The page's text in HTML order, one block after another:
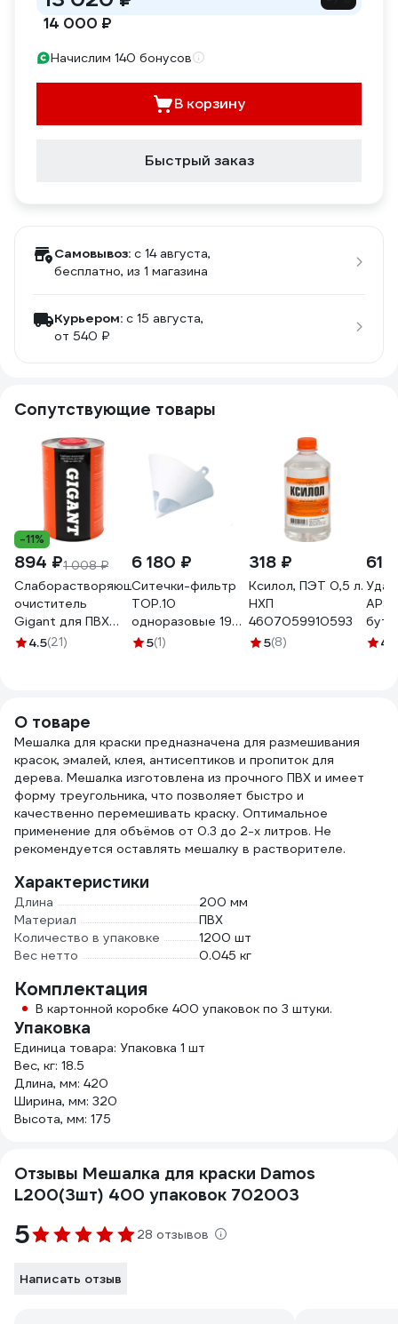
14 000 ₽
Начислим 140 бонусов
В корзину
Быстрый заказ
Самовывоз: c 14 августа,
бесплатно, из 1 магазина
Курьером: c 15 августа,
от 540 ₽
Сопутствующие товары
-11%
894 ₽1 008 ₽
Слаборастворяющий
очиститель
Gigant для ПВХ
1000 мл GPC-10
4.5(21)
6 180 ₽
Ситечки-фильтр
TOP.10
одноразовые 190
мкм 10.502.0190
5(1)
318 ₽
Ксилол, ПЭТ 0,5 л.
НХП
4607059910593
5(8) 4.6
О товаре
Мешалка для краски предназначена для размешивания
красок, эмалей, клея, антисептиков и пропиток для
дерева. Мешалка изготовлена из прочного ПВХ и имеет
форму треугольника, что позволяет быстро и
качественно перемешивать краску. Оптимальное
применение для объёмов от 0.3 до 2-х литров. Не
рекомендуется оставлять мешалку в растворителе.
Характеристики
Длина
200 мм
Материал
ПВХ
Количество в упаковке
1200 шт
Вес нетто
0.045 кг
Комплектация
В картонной коробке 400 упаковок по 3 штуки.
Упаковка
Единица товара: Упаковка 1 шт
Вес, кг: 18.5
Длина, мм: 420
Ширина, мм: 320
Высота, мм: 175
Отзывы Мешалка для краски Damos
L200(3шт) 400 упаковок 702003
5 28 отзывов
Написать отзыв